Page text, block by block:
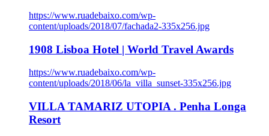
https://www.ruadebaixo.com/wp-
content/uploads/2018/07/fachada2-335x256.jpg
1908 Lisboa Hotel | World Travel Awards
https://www.ruadebaixo.com/wp-
content/uploads/2018/06/la_villa_sunset-335x256.jpg
VILLA TAMARIZ UTOPIA . Penha Longa
Resort